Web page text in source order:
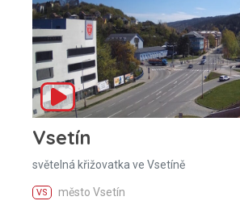
Vsetín
světelná křižovatka ve Vsetíně
VS město Vsetín